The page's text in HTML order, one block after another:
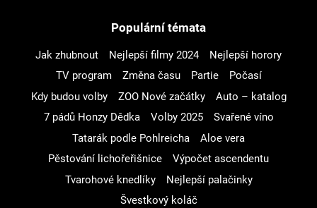
Populární témata
Jak zhubnout Nejlepší filmy 2024
Nejlepší horory
TV program
Změna času Partie
Počasí
Kdy budou volby
ZOO Nové začátky
Auto – katalog
7 pádů Honzy Dědka
Volby 2025
Svařené víno
Tatarák podle Pohlreicha
Aloe vera
Pěstování lichořeřišnice
Výpočet ascendentu
Tvarohové knedlíky
Nejlepší palačinky
Švestkový koláč